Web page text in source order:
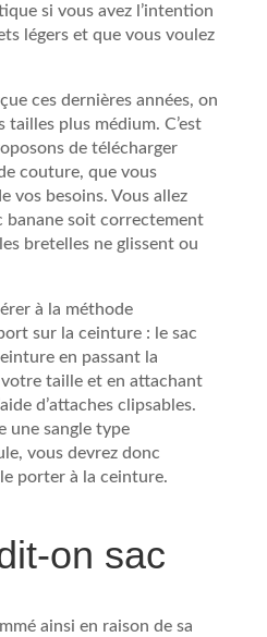
si vous avez l’intention
légers et que vous voulez
ces dernières années, on
tailles plus médium. C’est
de télécharger
couture, que vous
vos besoins. Vous allez
banane soit correctement
bretelles ne glissent ou
à la méthode
sur la ceinture : le sac
en passant la
taille et en attachant
d’attaches clipsables.
une sangle type
vous devrez donc
porter à la ceinture.
on sac
ainsi en raison de sa